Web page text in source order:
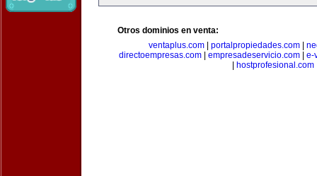
Otros dominios en venta:
ventaplus.com
portalpropiedades.com
directoempresas.com
empresadeservicio.com
e-
hostprofesional.com